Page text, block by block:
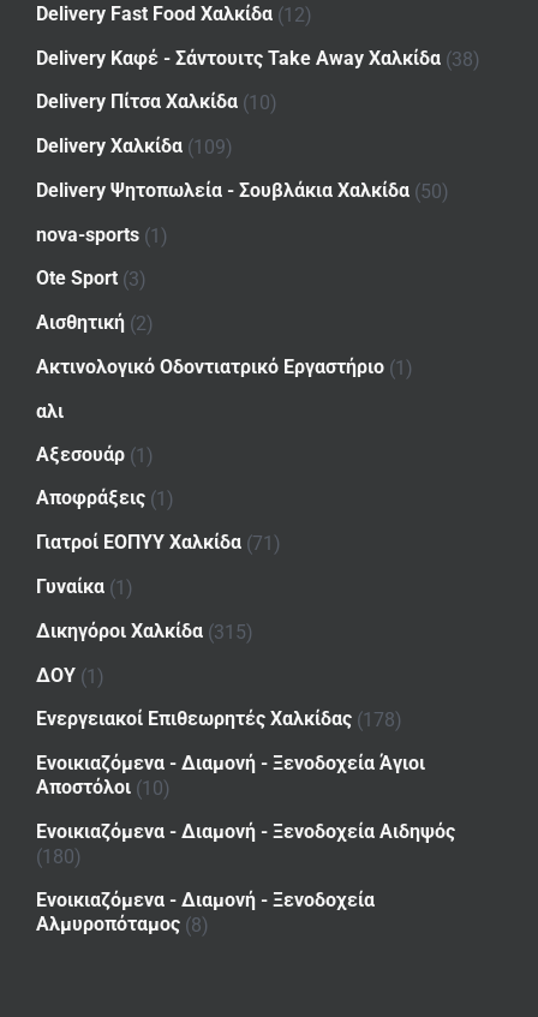
Delivery Fast Food Χαλκίδα (12)
Delivery Καφέ - Σάντουιτς Take Away Χαλκίδα (38)
Delivery Πίτσα Χαλκίδα (10)
Delivery Χαλκίδα (109)
Delivery Ψητοπωλεία - Σουβλάκια Χαλκίδα (50)
nova-sports (1)
Ote Sport (3)
Αισθητική (2)
Ακτινολογικό Οδοντιατρικό Εργαστήριο (1)
αλι
Αξεσουάρ (1)
Αποφράξεις (1)
Γιατροί ΕΟΠΥΥ Χαλκίδα (71)
Γυναίκα (1)
Δικηγόροι Χαλκίδα (315)
ΔΟΥ (1)
Ενεργειακοί Επιθεωρητές Χαλκίδας (178)
Ενοικιαζόμενα - Διαμονή - Ξενοδοχεία Άγιοι
Αποστόλοι (10)
Ενοικιαζόμενα - Διαμονή - Ξενοδοχεία Αιδηψός
(180)
Ενοικιαζόμενα - Διαμονή - Ξενοδοχεία
Αλμυροπόταμος (8)